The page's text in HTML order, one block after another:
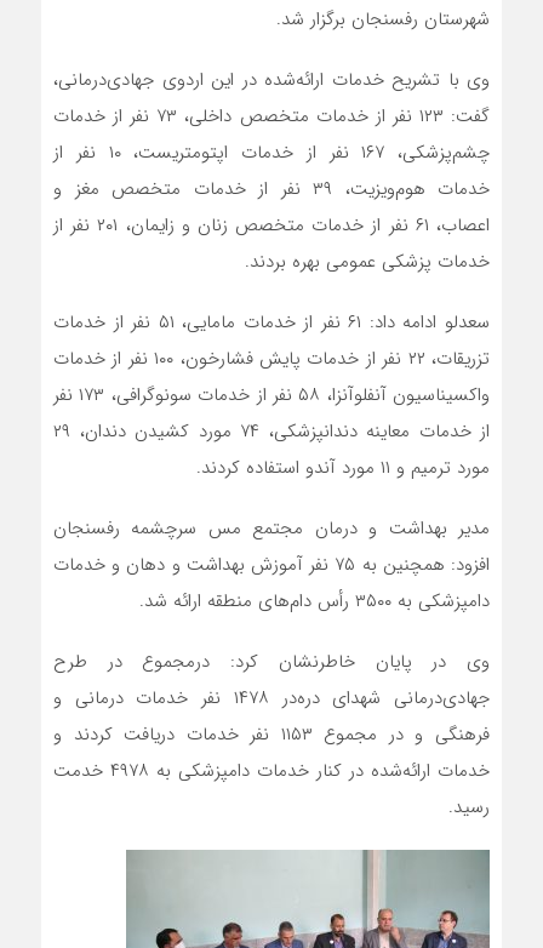
شهرستان رفسنجان برگزار شد.
وی با تشریح خدمات ارائه‌شده در این اردوی جهادی‌درمانی،
گفت: ۱۲۳ نفر از خدمات متخصص داخلی، ۷۳ نفر از خدمات
چشم‌پزشکی، ۱۶۷ نفر از خدمات اپتومتریست، ۱۰ نفر از
خدمات هوم‌ویزیت، ۳۹ نفر از خدمات متخصص مغز‌ و
‌اعصاب، ۶۱ نفر از خدمات متخصص زنان و زایمان، ۲۰۱ نفر از
خدمات پزشکی عمومی بهره بردند.
سعدلو ادامه داد: ۶۱ نفر از خدمات مامایی، ۵۱ نفر از خدمات
تزریقات، ۲۲ نفر از خدمات پایش فشارخون، ۱۰۰ نفر از خدمات
واکسیناسیون آنفلوآنزا، ۵۸ نفر از خدمات سونوگرافی، ۱۷۳ نفر
از خدمات معاینه دندانپزشکی، ۷۴ مورد کشیدن دندان، ۲۹
مورد ترمیم و ۱۱ مورد آندو استفاده کردند.
مدیر بهداشت و درمان مجتمع مس سرچشمه رفسنجان
افزود: همچنین به ۷۵ نفر آموزش بهداشت و دهان و خدمات
دامپزشکی به ۳۵۰۰ رأس دام‌های منطقه ارائه شد.
وی در پایان خاطرنشان کرد: درمجموع در طرح
جهادی‌درمانی شهدای دره‌در ۱۴۷۸ نفر خدمات درمانی و
فرهنگی و در مجموع ۱۱۵۳ نفر خدمات دریافت کردند و
خدمات ارائه‌شده در کنار خدمات دامپزشکی به ۴۹۷۸ خدمت
رسید.